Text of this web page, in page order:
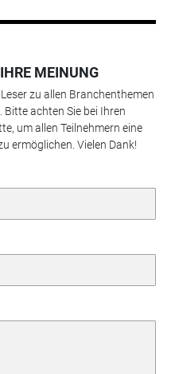
MEINUNG
zu allen Branchenthemen
achten Sie bei Ihren
um allen Teilnehmern eine
ermöglichen. Vielen Dank!